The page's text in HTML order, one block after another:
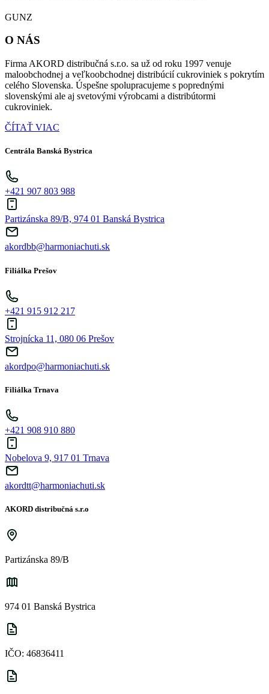
GUNZ
O NÁS
Firma AKORD distribučná s.r.o. sa už od roku 1997 venuje
maloobchodnej a veľkoobchodnej distribúcií cukroviniek s pokrytím
celého Slovenska. Úspešne spolupracujeme s poprednými
slovenskými ale aj svetovými výrobcami a distribútormi
cukroviniek.
ČÍTAŤ VIAC
Centrála Banská Bystrica
+421 907 803 988
Partizánska 89/B, 974 01 Banská Bystrica
akordbb@harmoniachuti.sk
Filiálka Prešov
+421 915 912 217
Strojnícka 11, 080 06 Prešov
akordpo@harmoniachuti.sk
Filiálka Trnava
+421 908 910 880
Nobelova 9, 917 01 Trnava
akordtt@harmoniachuti.sk
AKORD distribučná s.r.o
Partizánska 89/B
974 01 Banská Bystrica
IČO: 46836411